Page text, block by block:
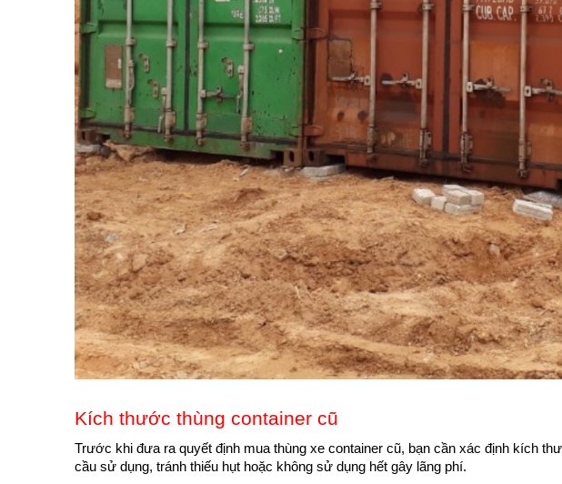
Kích thước thùng container cũ
Trước khi đưa ra quyết định mua thùng xe container cũ, bạn cần xác định kích
cầu sử dụng, tránh thiếu hụt hoặc không sử dụng hết gây lãng phí.